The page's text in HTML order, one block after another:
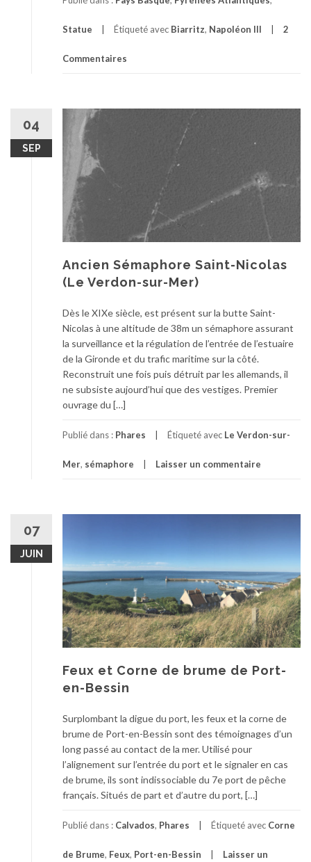
Statue Étiqueté avec Biarritz, Napoléon III 2
Commentaires
04
SEP
Ancien Sémaphore Saint-Nicolas
(Le Verdon-sur-Mer)
Dès le XIXe siècle, est présent sur la butte Saint-
Nicolas à une altitude de 38m un sémaphore assurant
la surveillance et la régulation de l’entrée de l’estuaire
de la Gironde et du trafic maritime sur la côté.
Reconstruit une fois puis détruit par les allemands, il
ne subsiste aujourd’hui que des vestiges. Premier
ouvrage du […]
Publié dans : Phares Étiqueté avec Le Verdon-sur-
Mer, sémaphore Laisser un commentaire
07
JUIN
Feux et Corne de brume de Port-
en-Bessin
Surplombant la digue du port, les feux et la corne de
brume de Port-en-Bessin sont des témoignages d’un
long passé au contact de la mer. Utilisé pour
l’alignement sur l’entrée du port et le signaler en cas
de brume, ils sont indissociable du 7e port de pêche
français. Situés de part et d’autre du port, […]
Publié dans : Calvados, Phares Étiqueté avec Corne
de Brume, Feux, Port-en-Bessin Laisser un